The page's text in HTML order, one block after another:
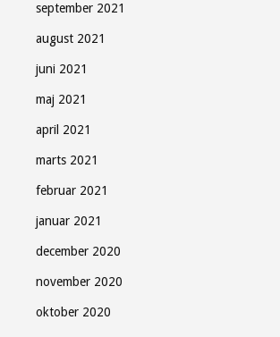
september 2021
august 2021
juni 2021
maj 2021
april 2021
marts 2021
februar 2021
januar 2021
december 2020
november 2020
oktober 2020